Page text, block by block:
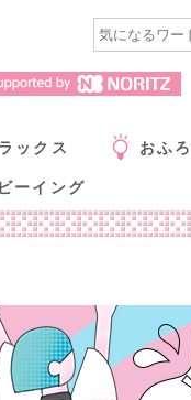
ックス おふ
ーイング